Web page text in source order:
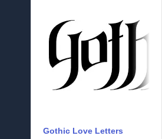
Gothic Love Letters